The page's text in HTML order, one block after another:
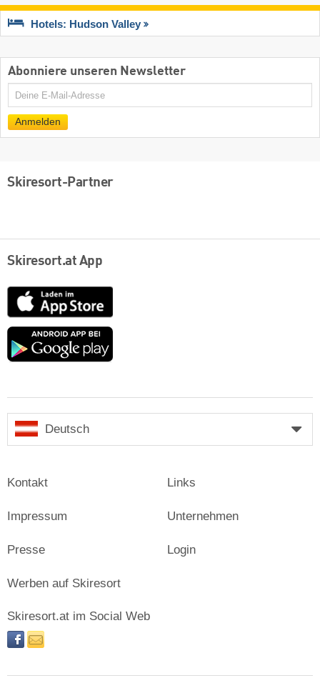
Hotels: Hudson Valley
Abonniere unseren Newsletter
E-
Anmelden
Skiresort-Partner
Skiresort.at App
App
Store
Google
Deutsch
Kontakt
Impressum
Presse
Links
Unternehmen
Login
Werben auf Skiresort
Skiresort.at im Social Web
facebooknewsletter